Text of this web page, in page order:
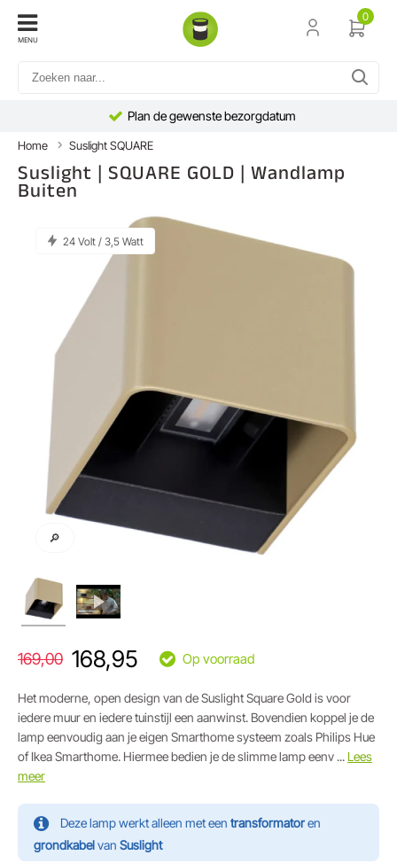
MENU
0
Plan de gewenste bezorgdatum
Home Suslight SQUARE
Suslight | SQUARE GOLD | Wandlamp
Buiten
24 Volt / 3,5 Watt
🔎
169,00 168,95 Op voorraad
Het moderne, open design van de Suslight Square Gold is voor
iedere muur en iedere tuinstijl een aanwinst. Bovendien koppel je de
lamp eenvoudig aan je eigen Smarthome systeem zoals Philips Hue
of Ikea Smarthome. Hiermee bedien je de slimme lamp eenv ... Lees
meer
Deze lamp werkt alleen met een transformatoren
grondkabelvan Suslight